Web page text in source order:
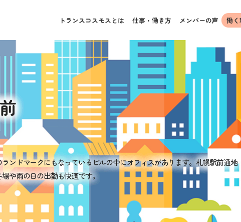
トランスコスモスとは 仕事・働き方 メンバーの声 働
ンドマークにもなっているビルの中にオフィスがあります。札幌駅前通地
や雨の日の出勤も快適です。